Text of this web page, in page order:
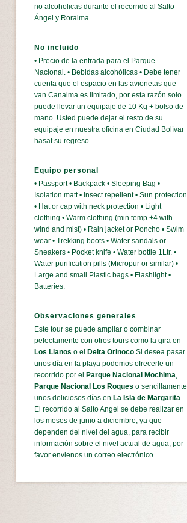
no alcoholicas durante el recorrido al Salto
Ángel y Roraima
No incluido
• Precio de la entrada para el Parque
Nacional. • Bebidas alcohólicas • Debe tener
cuenta que el espacio en las avionetas que
van Canaima es limitado, por esta razón solo
puede llevar un equipaje de 10 Kg + bolso de
mano. Usted puede dejar el resto de su
equipaje en nuestra oficina en Ciudad Bolívar
hasat su regreso.
Equipo personal
• Passport • Backpack • Sleeping Bag •
Isolation matt • Insect repellent • Sun protection
• Hat or cap with neck protection • Light
clothing • Warm clothing (min temp.+4 with
wind and mist) • Rain jacket or Poncho • Swim
wear • Trekking boots • Water sandals or
Sneakers • Pocket knife • Water bottle 1Ltr. •
Water purification pills (Micropur or similar) •
Large and small Plastic bags • Flashlight •
Batteries.
Observaciones generales
Este tour se puede ampliar o combinar
pefectamente con otros tours como la gira en
Los Llanos o el Delta Orinoco Si desea pasar
unos día en la playa podemos ofrecerle un
recorrido por el
Parque Nacional Mochima,
Parque Nacional Los Roques o sencillamente
unos deliciosos días en La Isla de Margarita.
El recorrido al Salto Angel se debe realizar en
los meses de junio a diciembre, ya que
dependen del nivel del agua, para recibir
información sobre el nivel actual de agua, por
favor envienos un correo electrónico.